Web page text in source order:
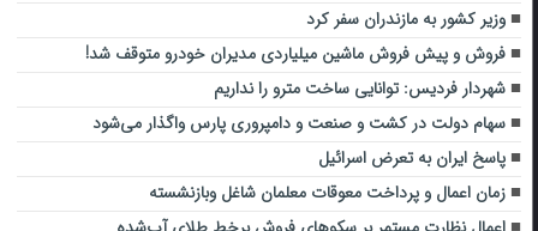
وزیر کشور به مازندران سفر کرد
فروش و پیش فروش ماشین میلیاردی مدیران خودرو متوقف شد!
شهردار فردیس: توانایی ساخت مترو را نداریم
سهام دولت در کشت و صنعت و دامپروری پارس واگذار می‌شود
پاسخ ایران به تعرض اسرائیل
زمان اعمال و پرداخت معوقات معلمان شاغل وبازنشسته